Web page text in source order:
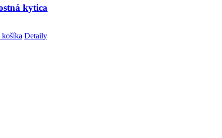
kytica
Detaily